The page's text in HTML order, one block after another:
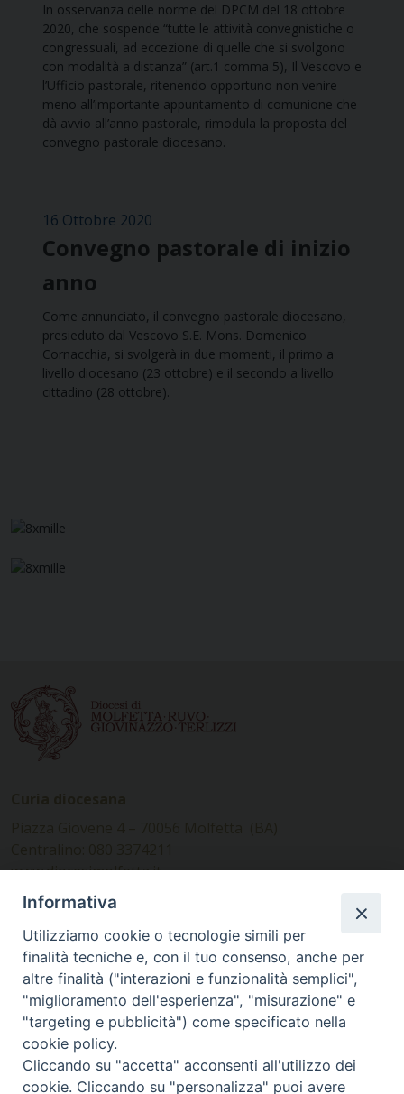
In osservanza delle norme del DPCM del 18 ottobre
2020, che sospende “tutte le attività convegnistiche o
congressuali, ad eccezione di quelle che si svolgono
con modalità a distanza” (art.1 comma 5), Il Vescovo e
l’Ufficio pastorale, ritenendo opportuno non venire
meno all’importante appuntamento di comunione che
dà avvio all’anno pastorale, rimodula la proposta del
convegno pastorale diocesano.
16 Ottobre 2020
Convegno pastorale di inizio
anno
Come annunciato, il convegno pastorale diocesano,
presieduto dal Vescovo S.E. Mons. Domenico
Cornacchia, si svolgerà in due momenti, il primo a
livello diocesano (23 ottobre) e il secondo a livello
cittadino (28 ottobre).
www.diocesimolfetta.it –
diocesimolfetta@pec.chiesacattolica.it
Ufficio Comunicazioni sociali
Piazza Giovene 4 – 70056 Molfetta (BA)
comunicazionisociali@diocesimolfetta.it
SEGUICI SU
Informativa
Utilizziamo cookie o tecnologie simili per
finalità tecniche e, con il tuo consenso, anche per
altre finalità ("interazioni e funzionalità semplici",
"miglioramento dell'esperienza", "misurazione" e
"targeting e pubblicità") come specificato nella
cookie policy.
Cliccando su "accetta" acconsenti all'utilizzo dei
cookie. Cliccando su "personalizza" puoi avere